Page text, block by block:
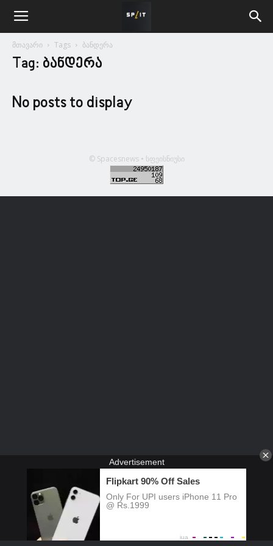
მთავარი Tags ბანდერა
Tag: ბანდერა
No posts to display
© Spacesnews • სფეისნიუსი